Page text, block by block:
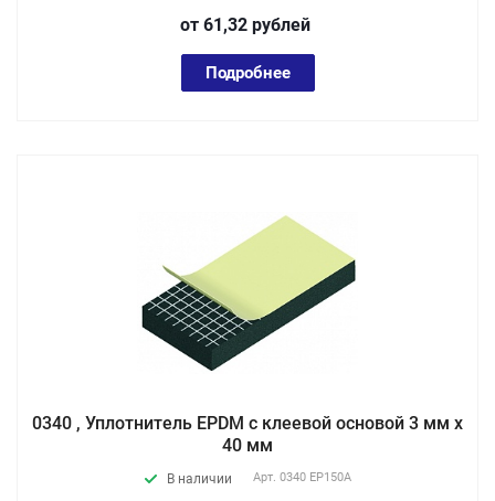
от 61,32 рублей
Подробнее
0340 , Уплотнитель EPDM с клеевой основой 3 мм х
40 мм
В наличии Арт. 0340 EP150А